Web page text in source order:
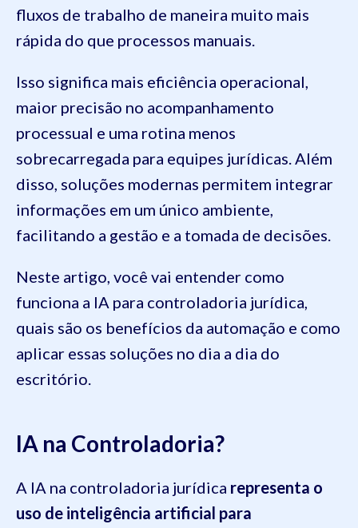
fluxos de trabalho de maneira muito mais
rápida do que processos manuais.
Isso significa mais eficiência operacional,
maior precisão no acompanhamento
processual e uma rotina menos
sobrecarregada para equipes jurídicas. Além
disso, soluções modernas permitem integrar
informações em um único ambiente,
facilitando a gestão e a tomada de decisões.
Neste artigo, você vai entender como
funciona a IA para controladoria jurídica,
quais são os benefícios da automação e como
aplicar essas soluções no dia a dia do
escritório.
IA na Controladoria?
A IA na controladoria jurídica representa o
uso de inteligência artificial para